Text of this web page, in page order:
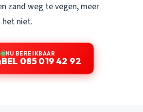
zand weg te vegen, meer
niet.
NU BEREIKBAAR
BEL 085 019 42 92